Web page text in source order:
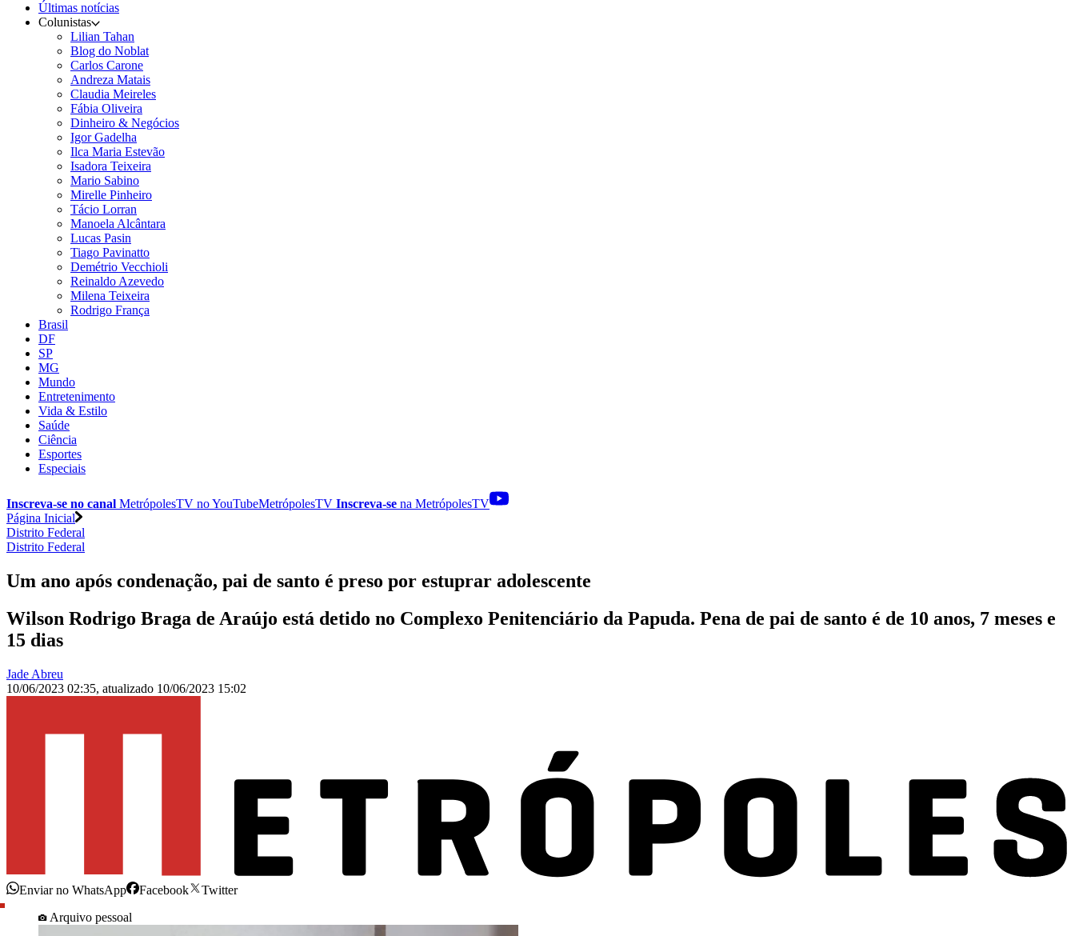
Últimas notícias
Colunistas
Lilian Tahan
Blog do Noblat
Carlos Carone
Andreza Matais
Claudia Meireles
Fábia Oliveira
Dinheiro & Negócios
Igor Gadelha
Ilca Maria Estevão
Isadora Teixeira
Mario Sabino
Mirelle Pinheiro
Tácio Lorran
Manoela Alcântara
Lucas Pasin
Tiago Pavinatto
Demétrio Vecchioli
Reinaldo Azevedo
Milena Teixeira
Rodrigo França
Brasil
DF
SP
MG
Mundo
Entretenimento
Vida & Estilo
Saúde
Ciência
Esportes
Especiais
Inscreva-se no canal MetrópolesTV noYouTubeMetrópolesTV Inscreva-se na MetrópolesTV
Página Inicial
Distrito Federal
Distrito Federal
Um ano após condenação, pai de santo é preso por estuprar adolescente
Wilson Rodrigo Braga de Araújo está detido no Complexo Penitenciário da Papuda. Pena de pai de santo é de 10 anos, 7 meses e
15 dias
Jade Abreu
10/06/2023 02:35, atualizado 10/06/2023 15:02
Enviar no WhatsApp Facebook
Twitter
Arquivo pessoal